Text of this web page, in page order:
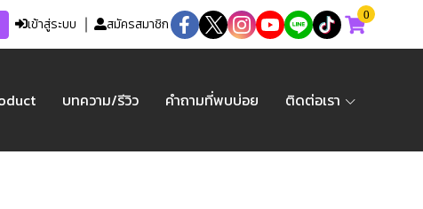
เข้าสู่ระบบ สมัครสมาชิก
0
บทความ/รีวิว คำถามที่พบบ่อย ติดต่อเรา